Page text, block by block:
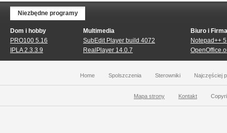
Niezbędne programy
Dom i hobby
PRO100 5.16
IPLA 2.3.3.9
Multimedia
SubEdit Player build 4072
RealPlayer 14.0.7
Biuro i Firma
Notepad++
Home Spolszczenia Sterowniki Najczęściej
Mapa strony Kontakt